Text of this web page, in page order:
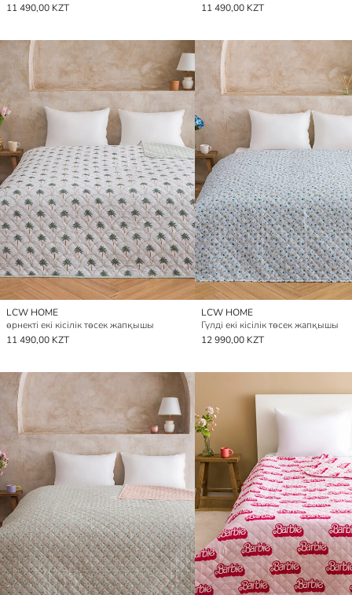
11 490,00 KZT
11 490,00 KZT
LCW HOME
өрнекті екі кісілік төсек жапқышы
11 490,00 KZT
LCW HOME
Гүлді екі кісілік төсек жапқышы
12 990,00 KZT